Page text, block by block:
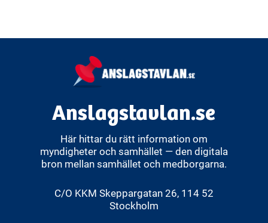
Anslagstavlan.se
Här hittar du rätt information om
myndigheter och samhället — den digitala
bron mellan samhället och medborgarna.
C/O KKM Skeppargatan 26, 114 52
Stockholm